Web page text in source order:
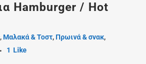
Hamburger / Hot
,Μαλακά & Τοστ,Πρωινά & σνακ,
1 Like